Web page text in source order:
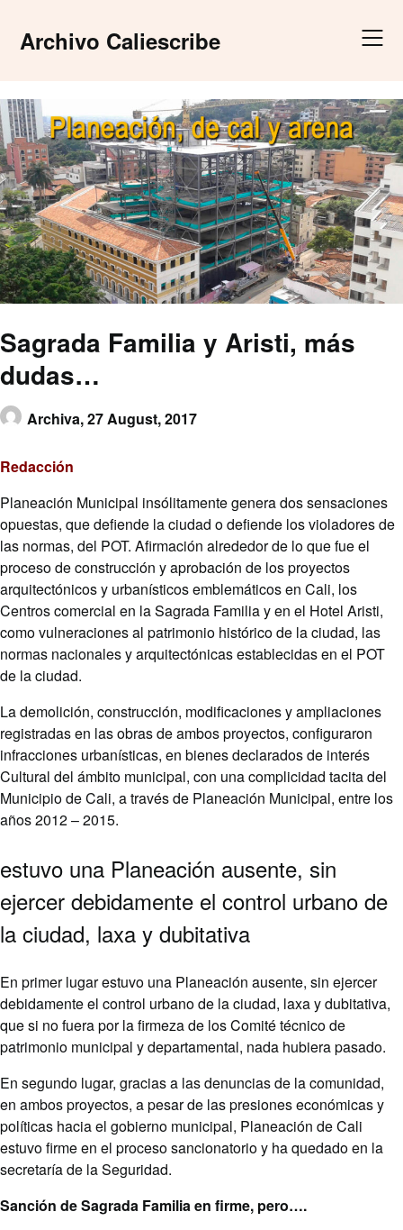
contentArchivo Caliescribe
Sagrada Familia y Aristi, más
dudas…
Archiva,27 August, 2017
Redacción
Planeación Municipal insólitamente genera dos sensaciones
opuestas, que defiende la ciudad o defiende los violadores de
las normas, del POT. Afirmación alrededor de lo que fue el
proceso de construcción y aprobación de los proyectos
arquitectónicos y urbanísticos emblemáticos en Cali, los
Centros comercial en la Sagrada Familia y en el Hotel Aristi,
como vulneraciones al patrimonio histórico de la ciudad, las
normas nacionales y arquitectónicas establecidas en el POT
de la ciudad.
La demolición, construcción, modificaciones y ampliaciones
registradas en las obras de ambos proyectos, configuraron
infracciones urbanísticas, en bienes declarados de interés
Cultural del ámbito municipal, con una complicidad tacita del
Municipio de Cali, a través de Planeación Municipal, entre los
años 2012 – 2015.
estuvo una Planeación ausente, sin
ejercer debidamente el control urbano de
la ciudad, laxa y dubitativa
En primer lugar estuvo una Planeación ausente, sin ejercer
debidamente el control urbano de la ciudad, laxa y dubitativa,
que si no fuera por la firmeza de los Comité técnico de
patrimonio municipal y departamental, nada hubiera pasado.
En segundo lugar, gracias a las denuncias de la comunidad,
en ambos proyectos, a pesar de las presiones económicas y
políticas hacia el gobierno municipal, Planeación de Cali
estuvo firme en el proceso sancionatorio y ha quedado en la
secretaría de la Seguridad.
Sanción de Sagrada Familia en firme, pero….